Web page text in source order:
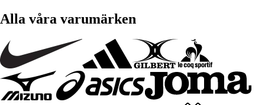
Alla våra varumärken